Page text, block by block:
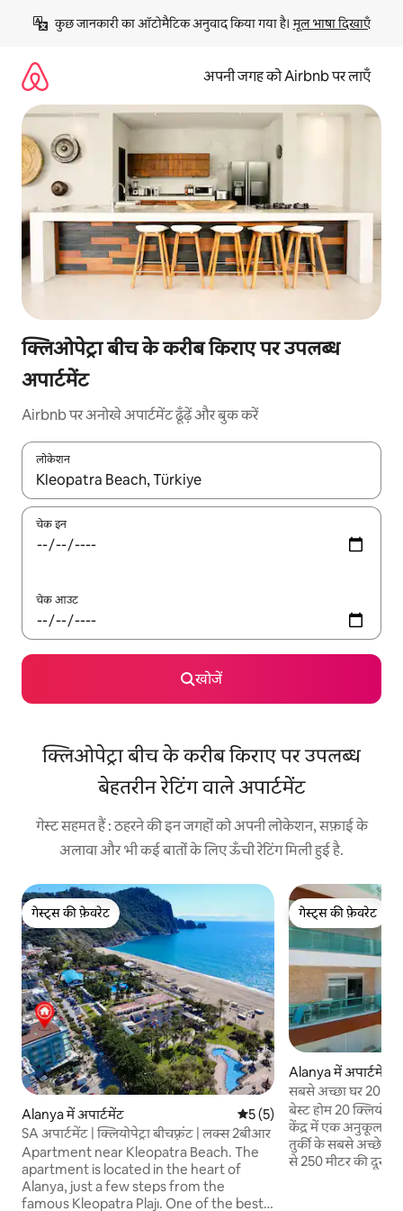
छोड़कर
कॉन्टेंट
कुछ जानकारी का ऑटोमैटिक अनुवाद किया गया है। मूल भाषा दिखाएँ
अपनी जगह को Airbnb पर लाएँ
क्लिओपेट्रा बीच के करीब किराए पर उपलब्ध
अपार्टमेंट
Airbnb पर अनोखे अपार्टमेंट ढूँढ़ें और बुक करें
लोकेशन
नतीजों के उपलब्ध होने पर, अप और डाउन 'ऐरो की' का इस्तेमाल करके नेविगेट
चेक इन
चेक आउट
खोजें
क्लिओपेट्रा बीच के करीब किराए पर उपलब्ध
बेहतरीन रेटिंग वाले अपार्टमेंट
गेस्ट सहमत हैं : ठहरने की इन जगहों को अपनी लोकेशन, सफ़ाई के
अलावा और भी कई बातों के लिए ऊँची रेटिंग मिली हुई है.
गेस्ट्स की फ़ेवरेट
गेस्ट्स की फ़ेवरेट
Alanya में अपार्टमेंट औसत रेटिंग 5 में से 5, 5 समीक्षाएँ
5 (5)
SA अपार्टमेंट | क्लियोपेट्रा बीचफ़्रंट | लक्स 2बीआर
Apartment near Kleopatra Beach. The
apartment is located in the heart of
Alanya, just a few steps from the
famous Kleopatra Plajı. One of the best
गेस्ट्स की फ़ेवरेट
गेस्ट्स की फ़ेवरेट
Alanya में अपार्टमेंट
सबसे अच्छा घर 20
अपार्टमेंट। #15
बेस्ट होम 20
केंद्र में एक अनुकूल
तुर्की के सबसे अच्छे
से 250 मीटर की दूरी